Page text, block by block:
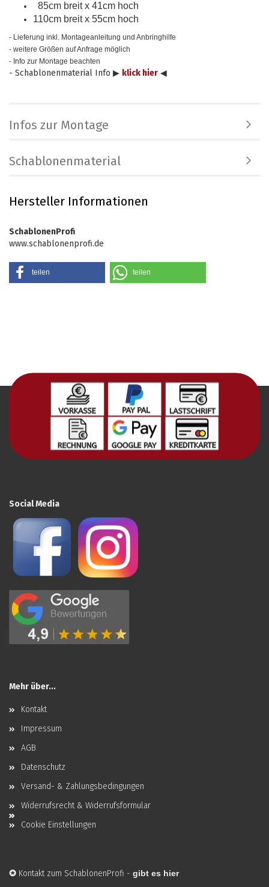
85cm breit x 41cm hoch
110cm breit x 55cm hoch
- Lieferung inkl. Montageanleitung und Anbringhilfe
- weitere Größen auf Anfrage möglich
- Info zur Montage beachten
- Schablonenmaterial Info ▶ klick hier ◀
Infos zur Montage
Schablonenmaterial
Hersteller Informationen
SchablonenProfi
www.schablonenprofi.de
teilen teilen
Social Media
Mehr über...
Kontakt
Impressum
AGB
Datenschutz
Versand- & Zahlungsbedingungen
Widerrufsrecht & Widerrufsformular
Cookie Einstellungen
✪ Kontakt zum SchablonenProfi - gibt es hier